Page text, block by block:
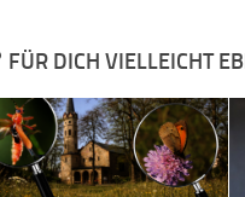
FÜR DICH VIELLEICHT